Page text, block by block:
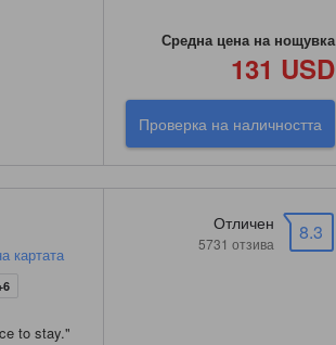
Средна цена на нощувка
131 USD
Проверка на наличността
картата
to stay."
8.3
Отличен
5731 отзива